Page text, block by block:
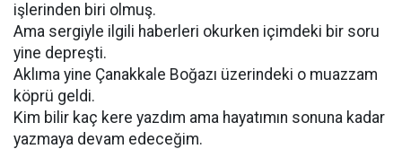
işlerinden biri olmuş.
Ama sergiyle ilgili haberleri okurken içimdeki bir soru
yine depreşti.
Aklıma yine Çanakkale Boğazı üzerindeki o muazzam
köprü geldi.
Kim bilir kaç kere yazdım ama hayatımın sonuna kadar
yazmaya devam edeceğim.